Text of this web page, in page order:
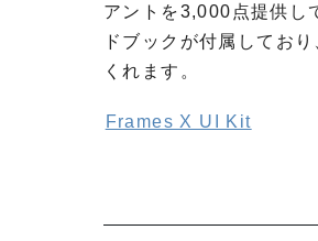
アントを3,000点提供
ドブックが付属してお
くれます。
Frames X UI Kit